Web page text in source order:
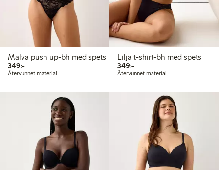
Malva push up-bh med spets
349:-349,00 kr
Återvunnet material
Lilja t-shirt-bh med spets
349:-349,00 kr
Återvunnet material